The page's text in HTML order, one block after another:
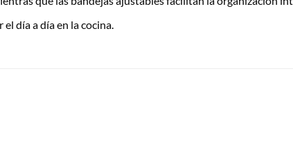
día a día en la cocina.